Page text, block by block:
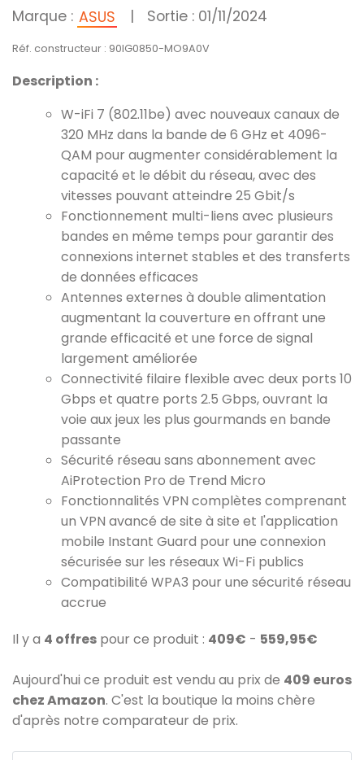
Marque : ASUS | Sortie : 01/11/2024
Réf. constructeur : 90IG0850-MO9A0V
Description :
W-iFi 7 (802.11be) avec nouveaux canaux de
320 MHz dans la bande de 6 GHz et 4096-
QAM pour augmenter considérablement la
capacité et le débit du réseau, avec des
vitesses pouvant atteindre 25 Gbit/s
Fonctionnement multi-liens avec plusieurs
bandes en même temps pour garantir des
connexions internet stables et des transferts
de données efficaces
Antennes externes à double alimentation
augmentant la couverture en offrant une
grande efficacité et une force de signal
largement améliorée
Connectivité filaire flexible avec deux ports 10
Gbps et quatre ports 2.5 Gbps, ouvrant la
voie aux jeux les plus gourmands en bande
passante
Sécurité réseau sans abonnement avec
AiProtection Pro de Trend Micro
Fonctionnalités VPN complètes comprenant
un VPN avancé de site à site et l'application
mobile Instant Guard pour une connexion
sécurisée sur les réseaux Wi-Fi publics
Compatibilité WPA3 pour une sécurité réseau
accrue
Il y a 4 offres pour ce produit : 409€ - 559,95€
Aujourd'hui ce produit est vendu au prix de 409 euros
chez Amazon. C'est la boutique la moins chère
d'après notre comparateur de prix.